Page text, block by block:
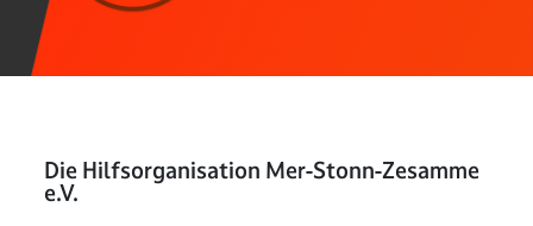
Die Hilfsorganisation Mer-Stonn-Zesamme
e.V.